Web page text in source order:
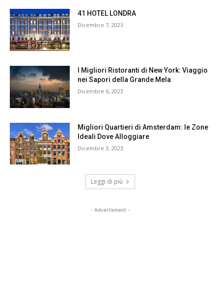
41 HOTEL LONDRA
Dicembre 7, 2023
I Migliori Ristoranti di New York: Viaggio
nei Sapori della Grande Mela
Dicembre 6, 2023
Migliori Quartieri di Amsterdam: le Zone
Ideali Dove Alloggiare
Dicembre 3, 2023
Leggi di più
- Advertisment -